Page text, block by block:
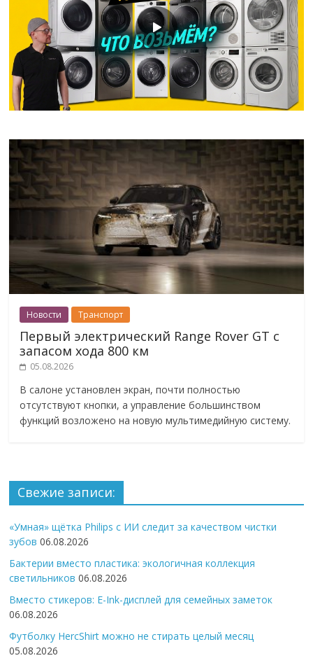
Новости Транспорт
Первый электрический Range Rover GT с
запасом хода 800 км
05.08.2026
В салоне установлен экран, почти полностью
отсутствуют кнопки, а управление большинством
функций возложено на новую мультимедийную систему.
Свежие записи:
«Умная» щётка Philips с ИИ следит за качеством чистки
зубов 06.08.2026
Бактерии вместо пластика: экологичная коллекция
светильников 06.08.2026
Вместо стикеров: E-Ink-дисплей для семейных заметок
06.08.2026
Футболку HercShirt можно не стирать целый месяц
05.08.2026